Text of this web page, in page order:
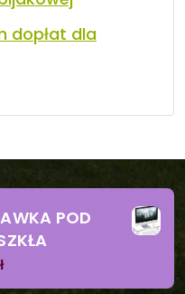
dopłat dla
POD